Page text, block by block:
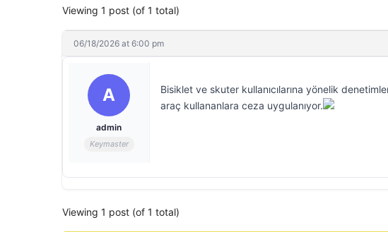
Viewing 1 post (of 1 total)
06/18/2026 at 6:00 pm
A
admin
Keymaster
Bisiklet ve skuter kullanıcılarına yönelik
araç kullananlara ceza uygulanıyor.
Viewing 1 post (of 1 total)